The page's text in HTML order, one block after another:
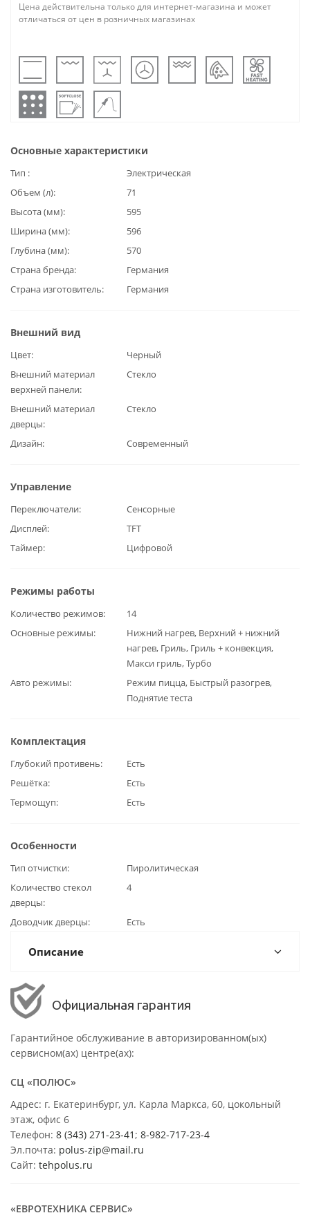
Цена действительна только для интернет-магазина и может
отличаться от цен в розничных магазинах
Основные характеристики
Тип
Электрическая
Объем (л)
71
Высота (мм)
595
Ширина (мм)
596
Глубина (мм)
570
Страна бренда
Германия
Страна изготовитель
Германия
Внешний вид
Цвет
Черный
Внешний материал
верхней панели
Стекло
Внешний материал
дверцы
Стекло
Дизайн Современный
Управление
Переключатели
Сенсорные
Дисплей
TFT
Таймер
Цифровой
Режимы работы
Количество режимов
14
Основные режимы
Нижний нагрев, Верхний + нижний
нагрев, Гриль, Гриль + конвекция,
Макси гриль, Турбо
Авто режимы
Режим пицца, Быстрый разогрев,
Поднятие теста
Комплектация
Глубокий противень
Есть
Решётка
Есть
Термощуп
Есть
Особенности
Тип отчистки
Пиролитическая
Количество стекол
дверцы
4
Доводчик дверцы Есть
Описание
Официальная гарантия
Гарантийное обслуживание в авторизированном(ых)
сервисном(ах) центре(ах):
СЦ «ПОЛЮС»
Адрес: г. Екатеринбург, ул. Карла Маркса, 60, цокольный
этаж, офис 6
Телефон: 8 (343) 271-23-41; 8-982-717-23-4
Эл.почта: polus-zip@mail.ru
Сайт: tehpolus.ru
«ЕВРОТЕХНИКА СЕРВИС»